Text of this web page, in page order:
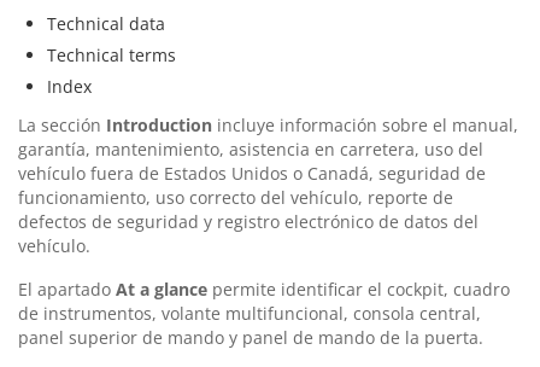
Technical data
Technical terms
Index
La sección Introduction incluye información sobre el manual,
garantía, mantenimiento, asistencia en carretera, uso del
vehículo fuera de Estados Unidos o Canadá, seguridad de
funcionamiento, uso correcto del vehículo, reporte de
defectos de seguridad y registro electrónico de datos del
vehículo.
El apartado At a glance permite identificar el cockpit, cuadro
de instrumentos, volante multifuncional, consola central,
panel superior de mando y panel de mando de la puerta.